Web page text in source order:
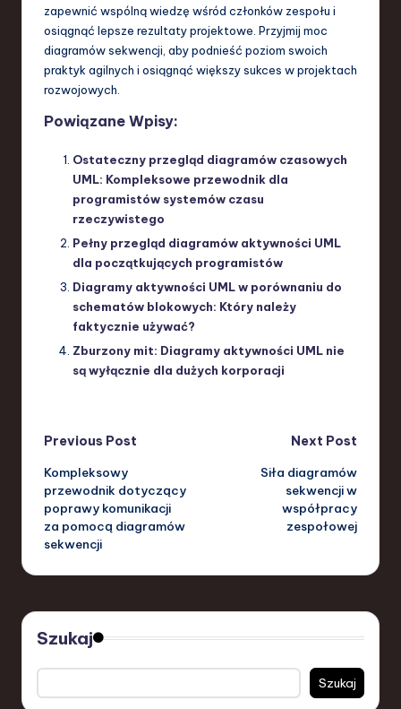
zapewnić wspólną wiedzę wśród członków zespołu i
osiągnąć lepsze rezultaty projektowe. Przyjmij moc
diagramów sekwencji, aby podnieść poziom swoich
praktyk agilnych i osiągnąć większy sukces w projektach
rozwojowych.
Powiązane Wpisy:
Ostateczny przegląd diagramów czasowych
UML: Kompleksowe przewodnik dla
programistów systemów czasu
rzeczywistego
Pełny przegląd diagramów aktywności UML
dla początkujących programistów
Diagramy aktywności UML w porównaniu do
schematów blokowych: Który należy
faktycznie używać?
Zburzony mit: Diagramy aktywności UML nie
są wyłącznie dla dużych korporacji
Post
navigation
Previous Post
Kompleksowy
przewodnik dotyczący
poprawy komunikacji
za pomocą diagramów
sekwencji
Next Post
Siła diagramów
sekwencji w
współpracy
zespołowej
Szukaj
Szukaj